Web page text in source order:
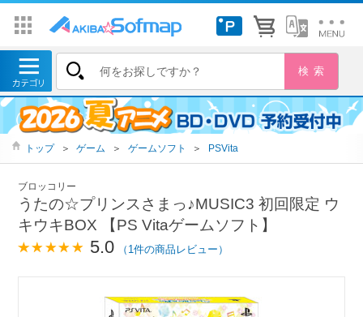
トップ ＞ ゲーム ＞ ゲームソフト ＞ PSVita
ブロッコリー
うたの☆プリンスさまっ♪MUSIC3 初回限定 ウ
キウキBOX 【PS Vitaゲームソフト】
5.0 （1件の商品レビュー）